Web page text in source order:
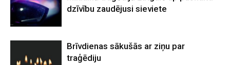
dzīvību zaudējusi sieviete
Brīvdienas sākušās ar ziņu par
traģēdiju